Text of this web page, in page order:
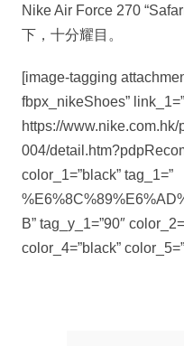
Nike Air Force 270
下，十分耀目。
[image-tagging
fbpx_nikeShoes” link_1=”
https://
004/
color_1=”black” tag_1=”
B” tag_y_1=”90″
color_4=”black”